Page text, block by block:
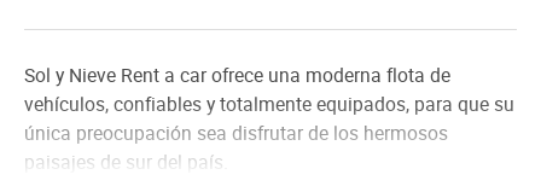
Sol y Nieve Rent a car ofrece una moderna flota de
vehículos, confiables y totalmente equipados, para que su
única preocupación sea disfrutar de los hermosos
paisajes de sur del país.